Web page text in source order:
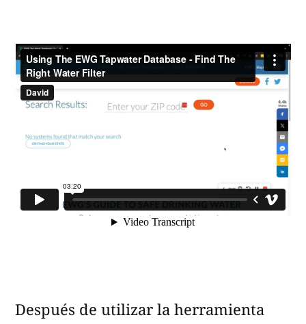
Después de utilizar la herramienta